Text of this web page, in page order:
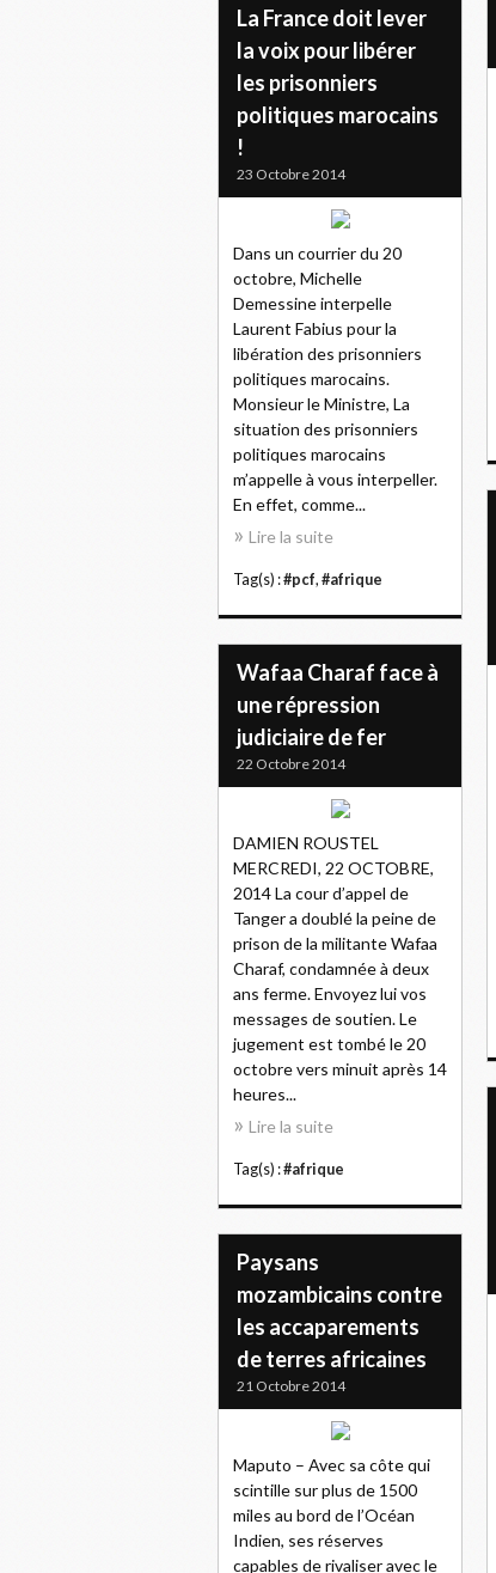
La France doit lever
la voix pour libérer
les prisonniers
politiques marocains
!
23 Octobre 2014
Dans un courrier du 20
octobre, Michelle
Demessine interpelle
Laurent Fabius pour la
libération des prisonniers
politiques marocains.
Monsieur le Ministre, La
situation des prisonniers
politiques marocains
m’appelle à vous interpeller.
En effet, comme...
Lire la suite
Tag(s) :#pcf, #afrique
Wafaa Charaf face à
une répression
judiciaire de fer
22 Octobre 2014
DAMIEN ROUSTEL
MERCREDI, 22 OCTOBRE,
2014 La cour d’appel de
Tanger a doublé la peine de
prison de la militante Wafaa
Charaf, condamnée à deux
ans ferme. Envoyez lui vos
messages de soutien. Le
jugement est tombé le 20
octobre vers minuit après 14
heures...
Lire la suite
Tag(s) :#afrique
Paysans
mozambicains contre
les accaparements
de terres africaines
21 Octobre 2014
Maputo – Avec sa côte qui
scintille sur plus de 1500
miles au bord de l’Océan
Indien, ses réserves
capables de rivaliser avec le